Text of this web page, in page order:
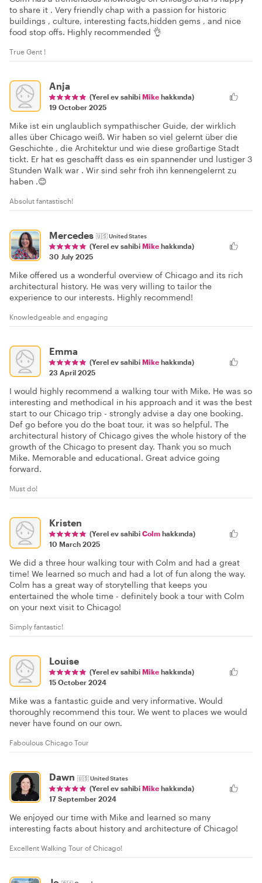
to share it . Very friendly chap with a passion for historic
buildings , culture, interesting facts,hidden gems , and nice
food stop offs. Highly recommended 👌
True Gent !
Anja
(Yerel ev sahibi Mike hakkında)
19 October 2025
Mike ist ein unglaublich sympathischer Guide, der wirklich
alles über Chicago weiß. Wir haben so viel gelernt über die
Geschichte , die Architektur und wie diese großartige Stadt
tickt. Er hat es geschafft dass es ein spannender und lustiger 3
Stunden Walk war . Wir sind sehr froh ihn kennengelernt zu
haben .😊
Absolut fantastisch!
Mercedes 🇺🇸United States
(Yerel ev sahibi Mike hakkında)
30 July 2025
Mike offered us a wonderful overview of Chicago and its rich
architectural history. He was very willing to tailor the
experience to our interests. Highly recommend!
Knowledgeable and engaging
Emma
(Yerel ev sahibi Mike hakkında)
23 April 2025
I would highly recommend a walking tour with Mike. He was so
interesting and methodical in his approach and it was the best
start to our Chicago trip - strongly advise a day one booking.
Def go before you do the boat tour, it was so helpful. The
architectural history of Chicago gives the whole history of the
growth of the Chicago to present day. Thank you so much
Mike. Memorable and educational. Great advice going
forward.
Must do!
Kristen
(Yerel ev sahibi Colm hakkında)
10 March 2025
We did a three hour walking tour with Colm and had a great
time! We learned so much and had a lot of fun along the way.
Colm has a great way of storytelling that keeps you
entertained the whole time - definitely book a tour with Colm
on your next visit to Chicago!
Simply fantastic!
Louise
(Yerel ev sahibi Mike hakkında)
15 October 2024
Mike was a fantastic guide and very informative. Would
thoroughly recommend this tour. We went to places we would
never have found on our own.
Faboulous Chicago Tour
Dawn 🇺🇸United States
(Yerel ev sahibi Mike hakkında)
17 September 2024
We enjoyed our time with Mike and learned so many
interesting facts about history and architecture of Chicago!
Excellent Walking Tour of Chicago!